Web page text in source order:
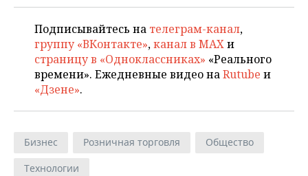
Подписывайтесь на телеграм-канал,
группу «ВКонтакте»,канал в MAXи
страницу в «Одноклассниках» «Реального
времени». Ежедневные видео наRutube и
«Дзене».
Бизнес Розничная торговля
Общество
Технологии